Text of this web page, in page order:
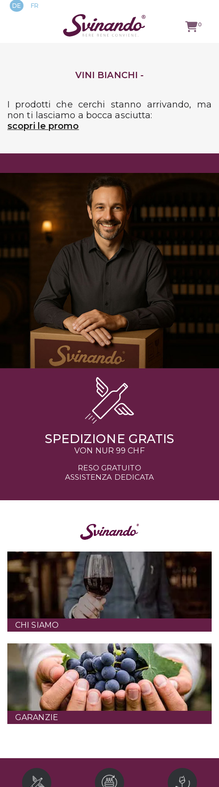
DE FR
0
VINI BIANCHI
LOGIN
Preferiti
VINI BIANCHI -
I prodotti che cerchi stanno arrivando, ma
non ti lasciamo a bocca asciutta:
scopri le promo
SPEDIZIONE GRATIS
VON NUR99 CHF
RESO GRATUITO
ASSISTENZA DEDICATA
CHI SIAMO
GARANZIE